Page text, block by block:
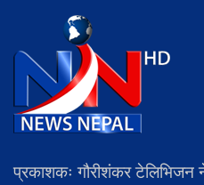
प्रकाशकः गौरीशंकर टेलिभिजन